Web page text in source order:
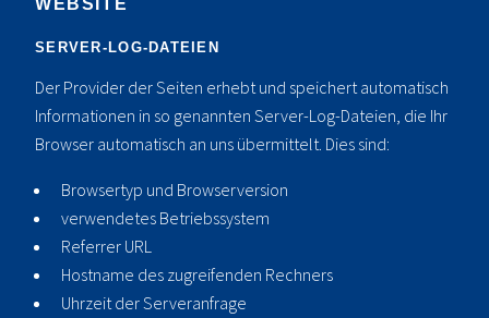
SERVER-LOG-DATEIEN
Der Provider der Seiten erhebt und speichert automatisch
Informationen in so genannten Server-Log-Dateien, die Ihr
Browser automatisch an uns übermittelt. Dies sind:
Browsertyp und Browserversion
verwendetes Betriebssystem
Referrer URL
Hostname des zugreifenden Rechners
Uhrzeit der Serveranfrage